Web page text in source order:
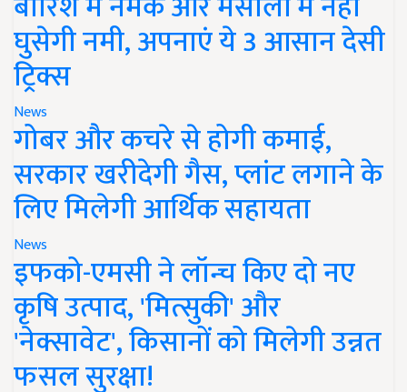
घुसेगी नमी, अपनाएं ये 3 आसान देसी
ट्रिक्स
News
गोबर और कचरे से होगी कमाई,
सरकार खरीदेगी गैस, प्लांट लगाने के
लिए मिलेगी आर्थिक सहायता
News
इफको-एमसी ने लॉन्च किए दो नए
कृषि उत्पाद, 'मित्सुकी' और
'नेक्सावेट', किसानों को मिलेगी उन्नत
फसल सुरक्षा!